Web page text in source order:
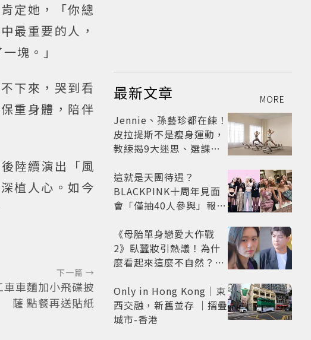
定她，「你總
最重要的人，
塊。」
下來，哭到看
重身體，陪伴
陸續演出「風
植人心。如今
下一篇 →
車麵加小飛碟披
薩 點餐再送貼紙
最新文章 MORE
Jennie、孫藝珍都在練！
皮拉提斯不是瘦身運動，
教練揭9大迷思、選課真
這就是天團待遇？
BLACKPINK十周年見面
會「僅抽40人參與」報名
怒了😡
《母胎單身戀愛大作戰
2》臥蠶妝引熱議！為什
麼看起來這麼不自然？彩
Only in Hong Kong｜東
西交融，新舊並存 ｜摺疊
城市-香港